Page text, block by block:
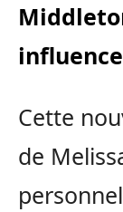
Cette
de